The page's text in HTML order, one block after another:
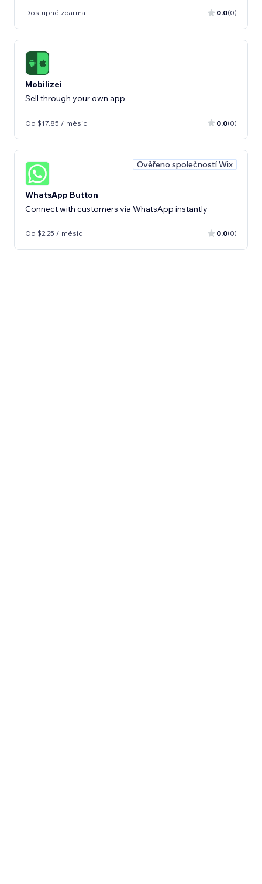
Dostupné zdarma 0.0(0)
Mobilizei
Sell ​​through your own app
Od $17.85 / měsíc 0.0(0)
Ověřeno společností Wix
WhatsApp Button
Connect with customers via WhatsApp instantly
Od $2.25 / měsíc 0.0(0)